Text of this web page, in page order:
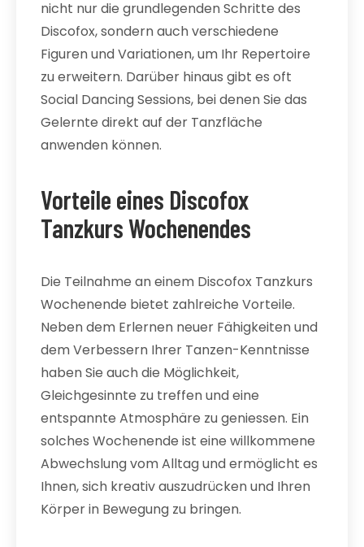
nicht nur die grundlegenden Schritte des
Discofox, sondern auch verschiedene
Figuren und Variationen, um Ihr Repertoire
zu erweitern. Darüber hinaus gibt es oft
Social Dancing Sessions, bei denen Sie das
Gelernte direkt auf der Tanzfläche
anwenden können.
Vorteile eines Discofox
Tanzkurs Wochenendes
Die Teilnahme an einem Discofox Tanzkurs
Wochenende bietet zahlreiche Vorteile.
Neben dem Erlernen neuer Fähigkeiten und
dem Verbessern Ihrer Tanzen-Kenntnisse
haben Sie auch die Möglichkeit,
Gleichgesinnte zu treffen und eine
entspannte Atmosphäre zu geniessen. Ein
solches Wochenende ist eine willkommene
Abwechslung vom Alltag und ermöglicht es
Ihnen, sich kreativ auszudrücken und Ihren
Körper in Bewegung zu bringen.